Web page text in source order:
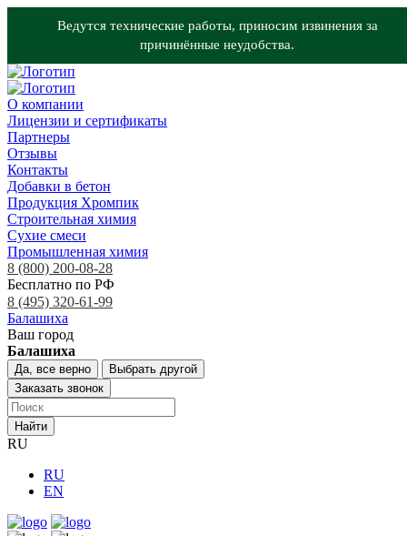
Ведутся технические работы, приносим извинения за
причинённые неудобства.
О компании
Лицензии и сертификаты
Партнеры
Отзывы
Контакты
Добавки в бетон
Продукция Хромпик
Строительная химия
Сухие смеси
Промышленная химия
8 (800) 200-08-28
Бесплатно по РФ
8 (495) 320-61-99
Балашиха
Ваш город
Балашиха
Да, все верно
Выбрать другой
Заказать звонок
Найти
RU
RU
EN